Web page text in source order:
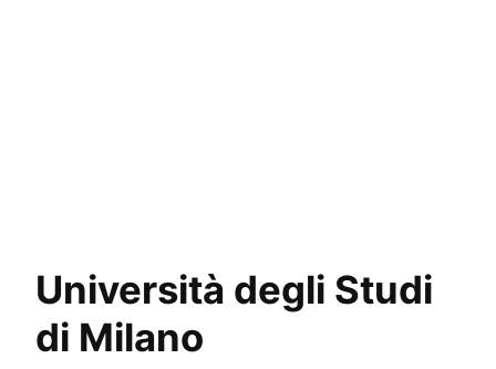
Università degli Studi
di Milano